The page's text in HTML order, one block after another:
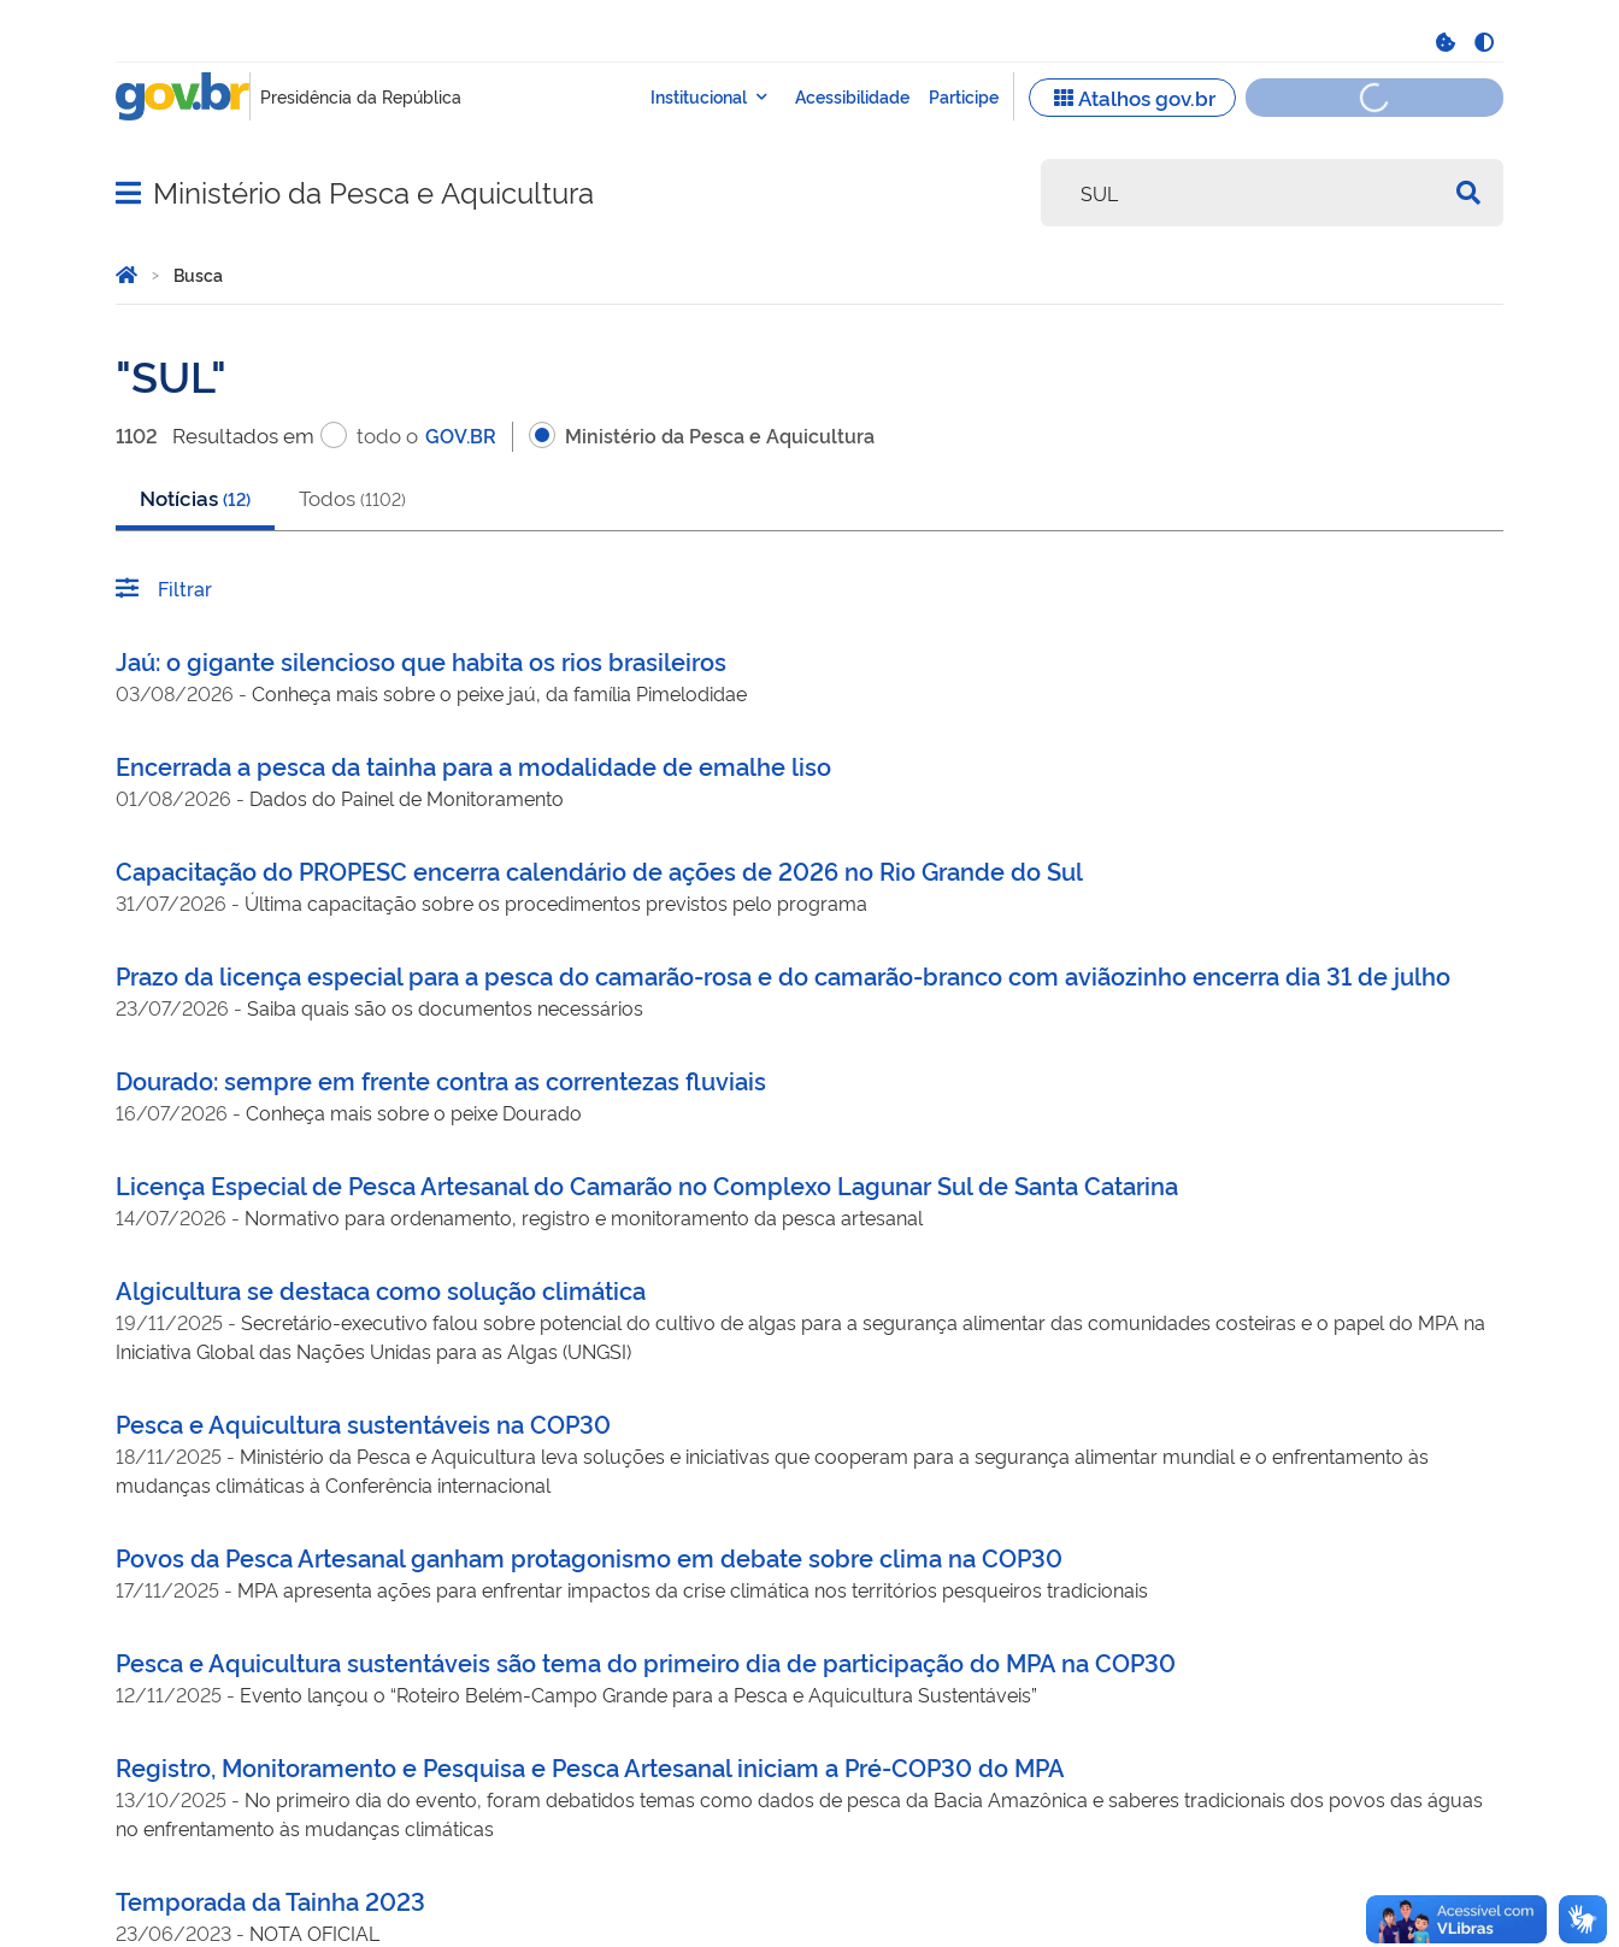
Abrir menu principal de navegação
Ministério da Pesca e Aquicultura
Você está aqui:
Página Inicial
Busca
SUL
1102 Resultadosem todo o GOV.BR Ministério da Pesca e Aquicultura
Notícias (12) Todos (1102)
Filtrar
Jaú: o gigante silencioso que habita os rios brasileiros
03/08/2026 - Conheça mais sobre o peixe jaú, da família Pimelodidae
Encerrada a pesca da tainha para a modalidade de emalhe liso
01/08/2026 - Dados do Painel de Monitoramento
Capacitação do PROPESC encerra calendário de ações de 2026 no Rio Grande do Sul
31/07/2026 - Última capacitação sobre os procedimentos previstos pelo programa
Prazo da licença especial para a pesca do camarão-rosa e do camarão-branco com aviãozinho encerra dia 31 de julho
23/07/2026 - Saiba quais são os documentos necessários
Dourado: sempre em frente contra as correntezas fluviais
16/07/2026 - Conheça mais sobre o peixe Dourado
Licença Especial de Pesca Artesanal do Camarão no Complexo Lagunar Sul de Santa Catarina
14/07/2026 - Normativo para ordenamento, registro e monitoramento da pesca artesanal
Algicultura se destaca como solução climática
19/11/2025 - Secretário-executivo falou sobre potencial do cultivo de algas para a segurança alimentar das comunidades costeiras e o papel do MPA na
Iniciativa Global das Nações Unidas para as Algas (UNGSI)
Pesca e Aquicultura sustentáveis na COP30
18/11/2025 - Ministério da Pesca e Aquicultura leva soluções e iniciativas que cooperam para a segurança alimentar mundial e o enfrentamento às
mudanças climáticas à Conferência internacional
Povos da Pesca Artesanal ganham protagonismo em debate sobre clima na COP30
17/11/2025 - MPA apresenta ações para enfrentar impactos da crise climática nos territórios pesqueiros tradicionais
Pesca e Aquicultura sustentáveis são tema do primeiro dia de participação do MPA na COP30
12/11/2025 - Evento lançou o “Roteiro Belém-Campo Grande para a Pesca e Aquicultura Sustentáveis”
Registro, Monitoramento e Pesquisa e Pesca Artesanal iniciam a Pré-COP30 do MPA
13/10/2025 - No primeiro dia do evento, foram debatidos temas como dados de pesca da Bacia Amazônica e saberes tradicionais dos povos das águas
no enfrentamento às mudanças climáticas
Temporada da Tainha 2023
23/06/2023 - NOTA OFICIAL